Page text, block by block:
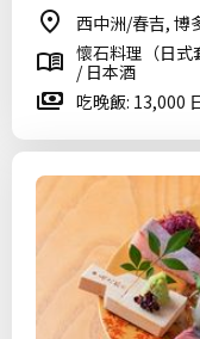
西中洲/春吉, 博
懷石料理（日式
/ 日本酒
吃晚飯: 13,000